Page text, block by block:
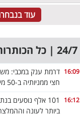
עוד
24/7 | כל הכותרות
16:09 דרמת ענק במכבי:
חצי ממניותיה ב-50 מיליון דולר
16:12
101 אלף נוסעים
ביותר לעונה